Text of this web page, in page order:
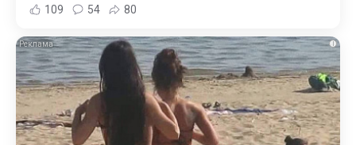
109 54 80
i